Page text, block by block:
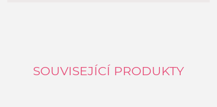
SOUVISEJÍCÍ PRODUKTY